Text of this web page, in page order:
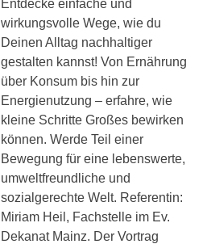
Entdecke einfache und
wirkungsvolle Wege, wie du
Deinen Alltag nachhaltiger
gestalten kannst! Von Ernährung
über Konsum bis hin zur
Energienutzung – erfahre, wie
kleine Schritte Großes bewirken
können. Werde Teil einer
Bewegung für eine lebenswerte,
umweltfreundliche und
sozialgerechte Welt. Referentin:
Miriam Heil, Fachstelle im Ev.
Dekanat Mainz. Der Vortrag